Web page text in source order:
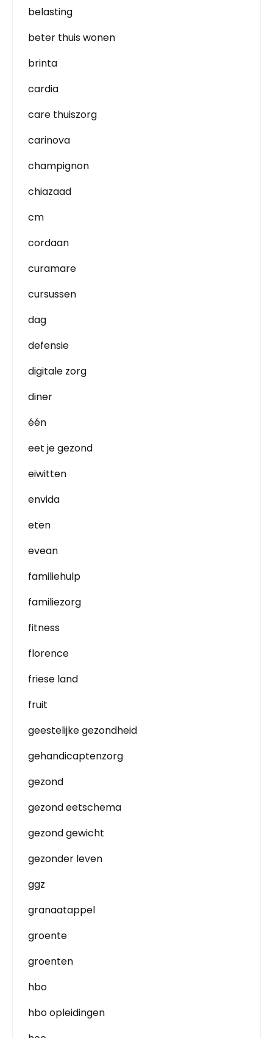
belasting
beter thuis wonen
brinta
cardia
care thuiszorg
carinova
champignon
chiazaad
cm
cordaan
curamare
cursussen
dag
defensie
digitale zorg
diner
één
eet je gezond
eiwitten
envida
eten
evean
familiehulp
familiezorg
fitness
florence
friese land
fruit
geestelijke gezondheid
gehandicaptenzorg
gezond
gezond eetschema
gezond gewicht
gezonder leven
ggz
granaatappel
groente
groenten
hbo
hbo opleidingen